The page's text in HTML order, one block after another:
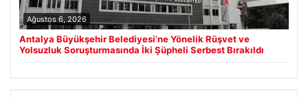
Ağustos 6, 2026
Antalya Büyükşehir Belediyesi’ne Yönelik Rüşvet ve
Yolsuzluk Soruşturmasında İki Şüpheli Serbest Bırakıldı